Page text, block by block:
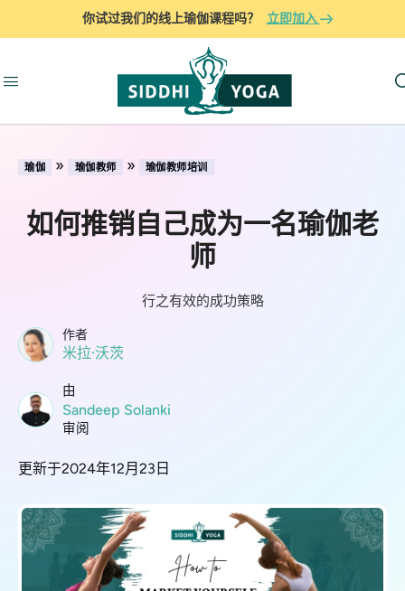
你试过我们的线上瑜伽课程吗？ 立即加入
瑜伽 » 瑜伽教师 » 瑜伽教师培训
如何推销自己成为一名瑜伽老
师
行之有效的成功策略
作者
米拉·沃茨
由
Sandeep Solanki
审阅
更新于2024年12月23日